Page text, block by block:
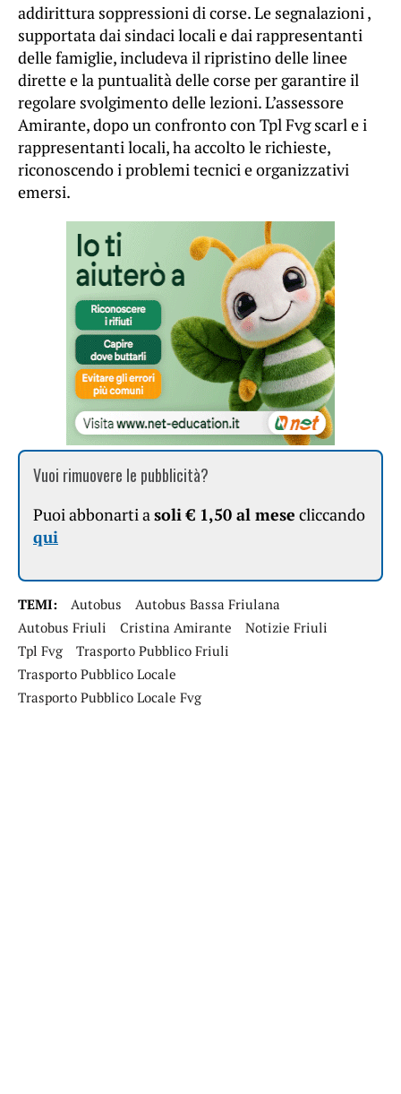
addirittura soppressioni di corse. Le segnalazioni ,
supportata dai sindaci locali e dai rappresentanti
delle famiglie, includeva il ripristino delle linee
dirette e la puntualità delle corse per garantire il
regolare svolgimento delle lezioni. L’assessore
Amirante, dopo un confronto con Tpl Fvg scarl e i
rappresentanti locali, ha accolto le richieste,
riconoscendo i problemi tecnici e organizzativi
emersi.
Vuoi rimuovere le pubblicità?
Puoi abbonarti asoli € 1,50 al mese cliccando
qui
TEMI: Autobus
Autobus Bassa Friulana
Autobus Friuli
Cristina Amirante
Notizie Friuli
Tpl Fvg
Trasporto Pubblico Friuli
Trasporto Pubblico Locale
Trasporto Pubblico Locale Fvg